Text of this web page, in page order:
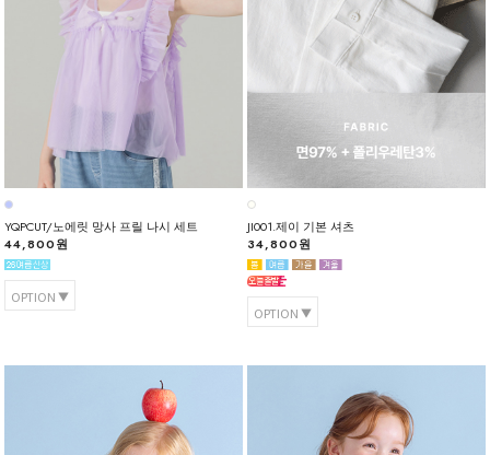
YQPCUT/노에릿 망사 프릴 나시 세트
44,800원
OPTION
JI001.제이 기본 셔츠
34,800원
OPTION